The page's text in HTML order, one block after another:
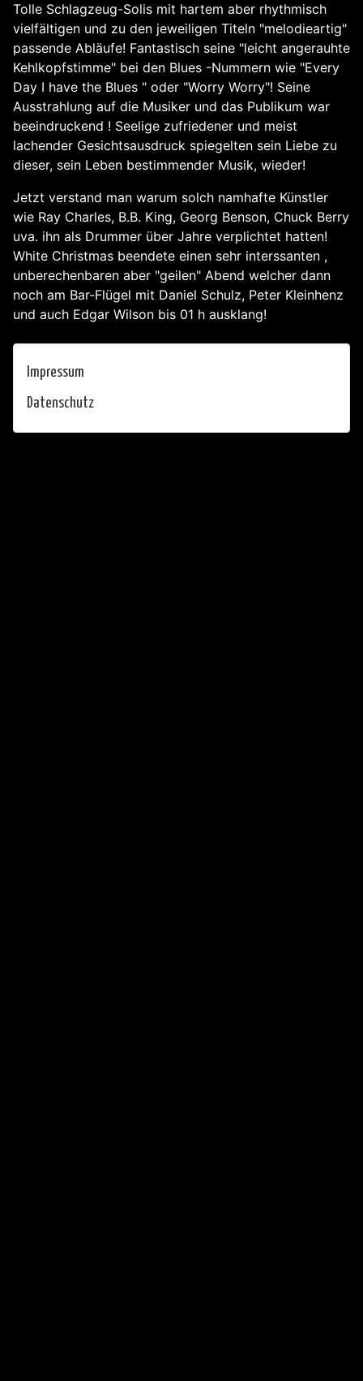
Tolle Schlagzeug-Solis mit hartem aber rhythmisch
vielfältigen und zu den jeweiligen Titeln "melodieartig"
passende Abläufe! Fantastisch seine "leicht angerauhte
Kehlkopfstimme" bei den Blues -Nummern wie "Every
Day I have the Blues " oder "Worry Worry"! Seine
Ausstrahlung auf die Musiker und das Publikum war
beeindruckend ! Seelige zufriedener und meist
lachender Gesichtsausdruck spiegelten sein Liebe zu
dieser, sein Leben bestimmender Musik, wieder!
Jetzt verstand man warum solch namhafte Künstler
wie Ray Charles, B.B. King, Georg Benson, Chuck Berry
uva. ihn als Drummer über Jahre verplichtet hatten!
White Christmas beendete einen sehr interssanten ,
unberechenbaren aber "geilen" Abend welcher dann
noch am Bar-Flügel mit Daniel Schulz, Peter Kleinhenz
und auch Edgar Wilson bis 01 h ausklang!
Impressum
Datenschutz